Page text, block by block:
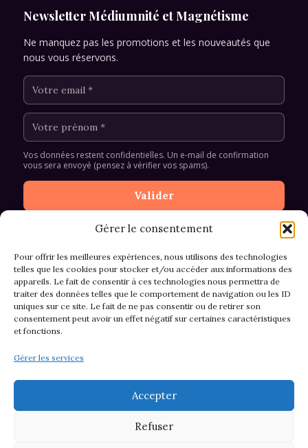
Gérer le consentement
Pour offrir les meilleures expériences, nous utilisons des technologies
telles que les cookies pour stocker et/ou accéder aux informations des
appareils. Le fait de consentir à ces technologies nous permettra de
traiter des données telles que le comportement de navigation ou les ID
uniques sur ce site. Le fait de ne pas consentir ou de retirer son
consentement peut avoir un effet négatif sur certaines caractéristiques
et fonctions.
Gérer les services
Accepter
Refuser
Newsletter Médiumnité et Magnétisme
Ne manquez pas les promotions et les nouveautés que
nous vous réservons.
Vos données restent confidentielles. Un e-mail de confirmation
vous sera envoyé (pensez à vérifier vos spams).
CGV et Retours
Mentions légales & confidentialité